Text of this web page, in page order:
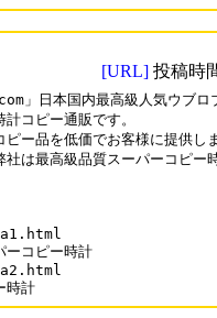
[URL] 投稿時
」日本国内最高級人気ウブロ
コピー通販です。
ピー品を低価でお客様に提供し
社は最高級品質スーパーコピー
ーコピー時計
時計